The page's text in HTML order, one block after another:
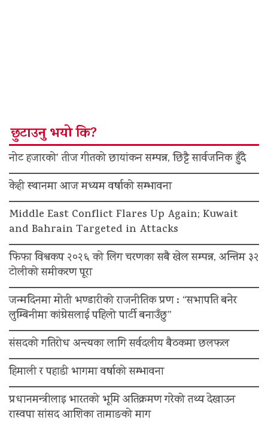
छुटाउनु भयो कि?
नोट हजारको’ तीज गीतको छायांकन सम्पन्न, छिट्टै सार्वजनिक हुँदै
केही स्थानमा आज मध्यम वर्षाको सम्भावना
Middle East Conflict Flares Up Again; Kuwait
and Bahrain Targeted in Attacks
फिफा विश्वकप २०२६ को लिग चरणका सबै खेल सम्पन्न, अन्तिम ३२
टोलीको समीकरण पूरा
जन्मदिनमा मोती भण्डारीको राजनीतिक प्रण : “सभापति बनेर
लुम्बिनीमा कांग्रेसलाई पहिलो पार्टी बनाउँछु”
संसदको गतिरोध अन्त्यका लागि सर्वदलीय बैठकमा छलफल
हिमाली र पहाडी भागमा वर्षाको सम्भावना
प्रधानमन्त्रीलाइ भारतको भूमि अतिक्रमण गरेको तथ्य देखाउन
रास्वपा सांसद आशिका तामाङको माग